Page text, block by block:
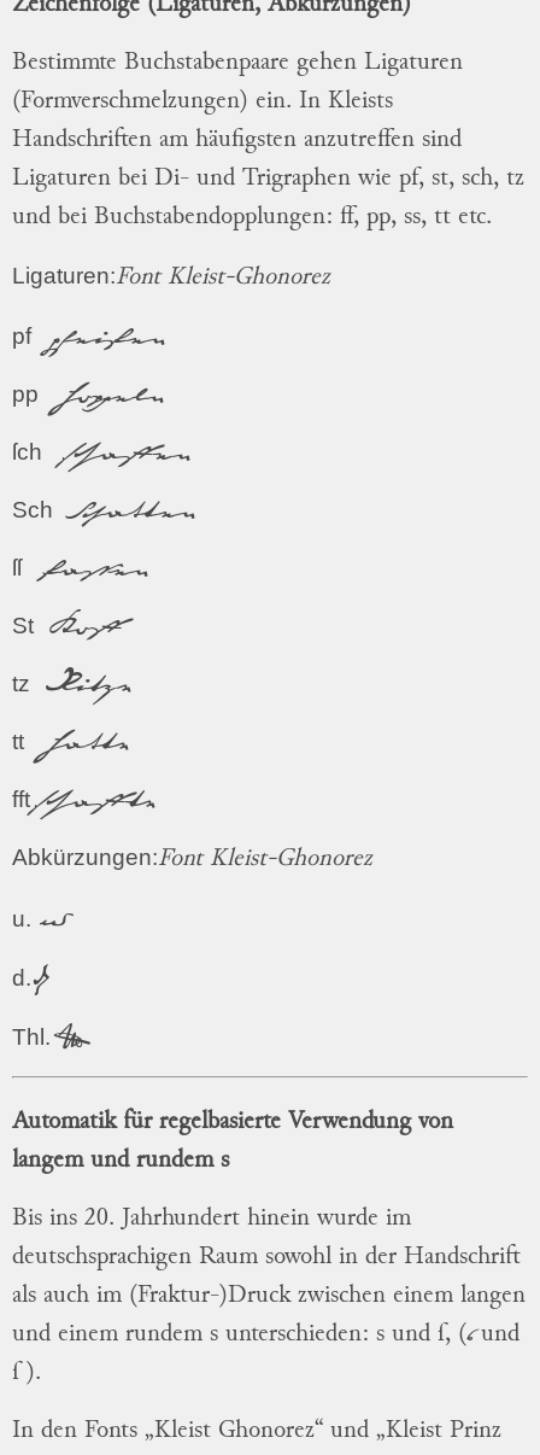
Zeichenfolge (Ligaturen, Abkürzungen)
Bestimmte Buchstabenpaare gehen Ligaturen
(Formverschmelzungen) ein. In Kleists
Handschriften am häufigsten anzutreffen sind
Ligaturen bei Di- und Trigraphen wie pf, st, sch, tz
und bei Buchstabendopplungen: ff, pp, ss, tt etc.
Ligaturen:Font Kleist-Ghonorez
pfpfeifen
pp hoppeln
ſch schaffen
Sch Schatten
ſſfassen
St Stoff
tz Ritze
tt hatte
fftschaffte
Abkürzungen:Font Kleist-Ghonorez
u. u.
d.d.
Thl.Thl.
Automatik für regelbasierte Verwendung von
langem und rundem s
Bis ins 20. Jahrhundert hinein wurde im
deutschsprachigen Raum sowohl in der Handschrift
als auch im (Fraktur-)Druck zwischen einem langen
und einem rundem s unterschieden: s und ſ, (sund
ſ ).
In den Fonts „Kleist Ghonorez“ und „Kleist Prinz